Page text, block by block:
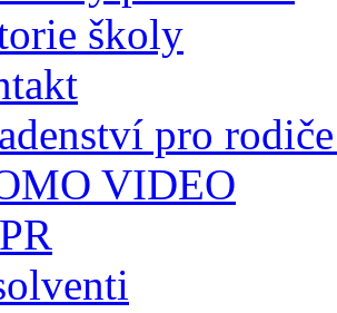
školy
pro
VIDEO